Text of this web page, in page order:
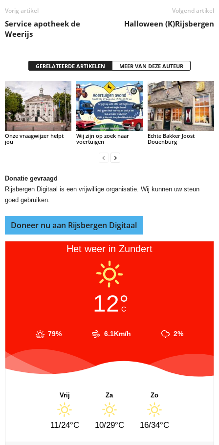
Vorig artikel
Service apotheek de
Weerijs
Volgend artikel
Halloween (K)Rijsbergen
GERELATEERDE ARTIKELEN MEER VAN DEZE AUTEUR
Onze vraagwijzer helpt
jou
Wij zijn op zoek naar
voertuigen
Echte Bakker Joost
Douenburg
Donatie gevraagd
Rijsbergen Digitaal is een vrijwillige organisatie. Wij kunnen uw steun
goed gebruiken.
Doneer nu aan Rijsbergen Digitaal
Het weer in Zundert
12°
C
79% 6.1Km/h 2%
Vrij
11/24°C
Za
10/29°C
Zo
16/34°C